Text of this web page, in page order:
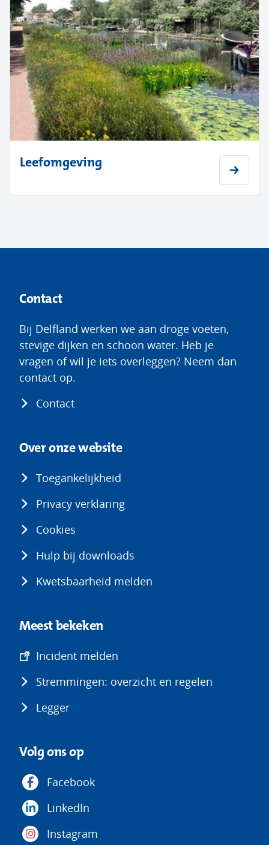
Leefomgeving
Contact
Bij Delfland werken we aan droge voeten,
stevige dijken en schoon water. Heb je
vragen of wil je iets overleggen? Neem dan
contact op.
Contact
Over onze website
Toegankelijkheid
Privacy verklaring
Cookies
Hulp bij downloads
Kwetsbaarheid melden
Meest bekeken
Incident melden
nieuw
Stremmingen: overzicht en regelen
Legger
Volg ons op
Facebook
LinkedIn
Instagram